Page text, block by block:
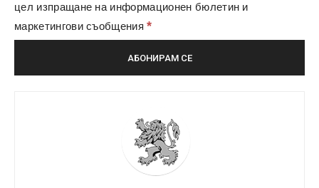
цел изпращане на информационен бюлетин и
маркетингови съобщения*